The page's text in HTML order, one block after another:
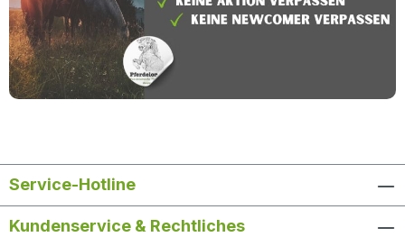
Service-Hotline
Kundenservice & Rechtliches